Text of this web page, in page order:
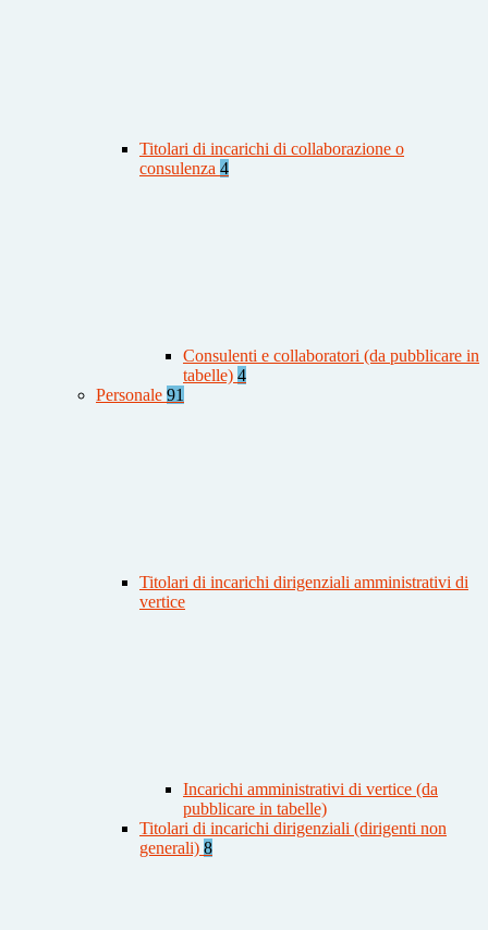
Titolari di incarichi di collaborazione o
consulenza 4
Consulenti e collaboratori (da pubblicare in
tabelle) 4
Personale 91
Titolari di incarichi dirigenziali amministrativi di
vertice
Incarichi amministrativi di vertice (da
pubblicare in tabelle)
Titolari di incarichi dirigenziali (dirigenti non
generali) 8